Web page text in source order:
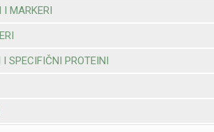
I MARKERI
SPECIFIČNI PROTEINI